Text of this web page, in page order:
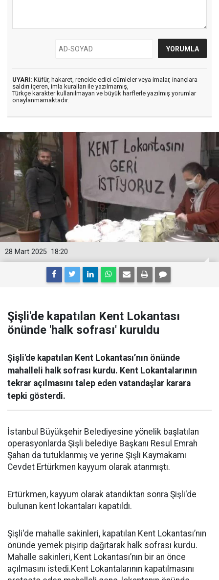
UYARI: Küfür, hakaret, rencide edici cümleler veya imalar, inançlara
saldırı içeren, imla kuralları ile yazılmamış,
Türkçe karakter kullanılmayan ve büyük harflerle yazılmış yorumlar
onaylanmamaktadır.
18:20
28 Mart 2025
Şişli'de kapatılan Kent Lokantası
önünde 'halk sofrası' kuruldu
Şişli'de kapatılan Kent Lokantası’nın önünde
mahalleli halk sofrası kurdu. Kent Lokantalarının
tekrar açılmasını talep eden vatandaşlar karara
tepki gösterdi.
İstanbul Büyükşehir Belediyesine yönelik başlatılan
operasyonlarda Şişli belediye Başkanı Resul Emrah
Şahan da tutuklanmış ve yerine Şişli Kaymakamı
Cevdet Ertürkmen kayyum olarak atanmıştı.
Ertürkmen, kayyum olarak atandıktan sonra Şişli'de
bulunan kent lokantaları kapatıldı.
Şişli'de mahalle sakinleri, kapatılan Kent Lokantası’nın
önünde yemek pişirip dağıtarak halk sofrası kurdu.
Mahalle sakinleri, Kent Lokantası’nın bir an önce
açılmasını istedi.Kent Lokantalarının kapatılmasını